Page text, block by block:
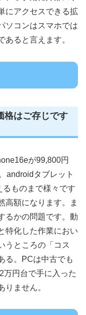
にアクセスできる拡
ソコンはスマホでは
あると言えます。
格はご存じです
が99,800円
androidタブレット
ものまで様々です
高額になります。ま
るかの問題です。動
特化した作業におい
うところの「コス
る。PCは中古でも
万円台で手に入った
りません。